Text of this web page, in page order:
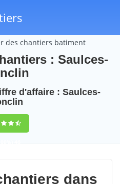
des chantiers batiment
: Saulces-
d'affaire : Saulces-
46
dans